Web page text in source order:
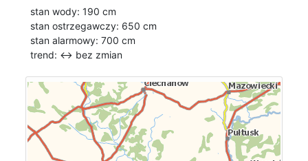
stan wody: 190 cm
stan ostrzegawczy: 650 cm
stan alarmowy: 700 cm
trend: ↔ bez zmian